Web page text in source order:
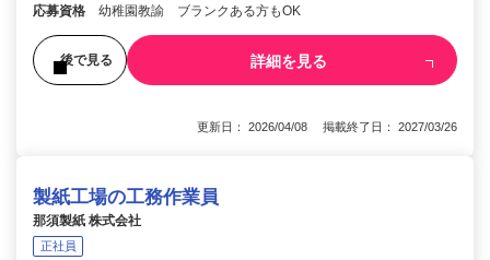
応募資格 幼稚園教諭 ブランクある方もOK
後で見る 詳細を見る
更新日： 2026/04/08 掲載終了日： 2027/03/26
製紙工場の工務作業員
那須製紙 株式会社
正社員